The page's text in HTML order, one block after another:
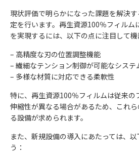
現状評価で明らかになった課題を解決
定を行います。再生資源100％フィルム
を実現するには、以下の点に注目して機
– 高精度な刃の位置調整機能
– 繊細なテンション制御が可能なシステ
– 多様な材質に対応できる柔軟性
特に、再生資源100％フィルムは従来の
伸縮性が異なる場合があるため、これ
る設備が求められます。
また、新規設備の導入にあたっては、
う：